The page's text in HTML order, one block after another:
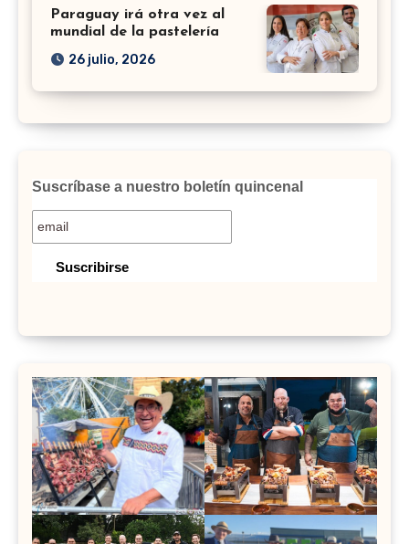
Paraguay irá otra vez al
mundial de la pastelería
26 julio, 2026
Suscríbase a nuestro boletín quincenal